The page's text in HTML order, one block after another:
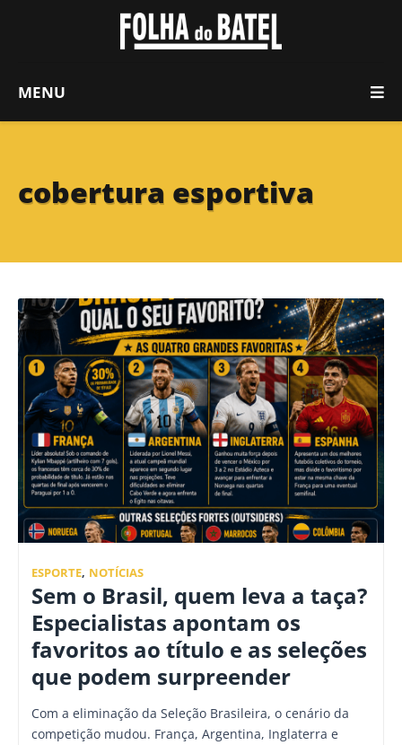
MENU
cobertura esportiva
ESPORTE, NOTÍCIAS
Sem o Brasil, quem leva a taça?
Especialistas apontam os
favoritos ao título e as seleções
que podem surpreender
Com a eliminação da Seleção Brasileira, o cenário da
competição mudou. França, Argentina, Inglaterra e